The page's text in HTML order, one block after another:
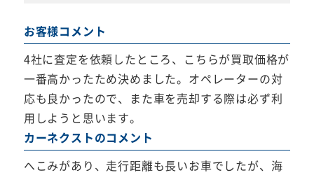
お客様コメント
4社に査定を依頼したところ、こちらが買取価格が
一番高かったため決めました。オペレーターの対
応も良かったので、また車を売却する際は必ず利
用しようと思います。
カーネクストのコメント
へこみがあり、走行距離も長いお車でしたが、海